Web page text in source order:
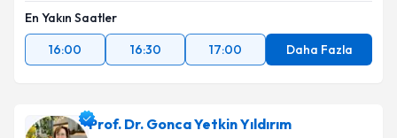
En Yakın Saatler
16:00
16:30 17:00 Daha Fazla
Prof. Dr. Gonca Yetkin Yıldırım